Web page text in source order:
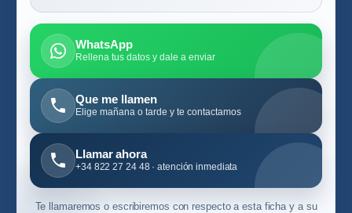
WhatsApp
Rellena tus datos y dale a enviar
Que me llamen
Elige mañana o tarde y te contactamos
Llamar ahora
+34 822 27 24 48 · atención inmediata
Te llamaremos o escribiremos con respecto a esta ficha y a su